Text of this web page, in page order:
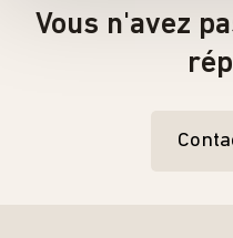
Vous n'avez